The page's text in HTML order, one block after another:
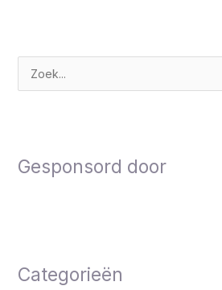
n
Gesponsord door
Categorieën